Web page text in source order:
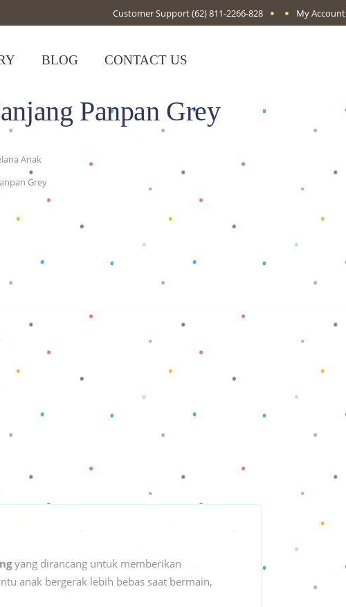
Customer Support(62) 811-2266-828 My Account
BLOG CONTACT US
Panpan Grey
Anak
Grey
yang dirancang untuk memberikan
anak bergerak lebih bebas saat bermain,